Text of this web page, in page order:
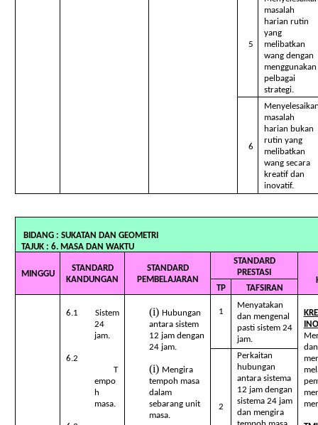
5
masalah
harian rutin
yang
melibatkan
wang dengan
menggunakan
pelbagai
strategi.
6
masalah
harian bukan
rutin yang
melibatkan
wang secara
kreatif dan
inovatif.
BIDANG : SUKATAN DAN
TAJUK : 6. MASA DAN WAKTU
MINGGU
STANDARD
KANDUNGAN
STANDARD
PEMBELAJARAN
STANDARD
PRESTASI
TP
TAFSIRAN
6.1 Sistem
24
jam.
6.2
T
empo
h
masa.
Hubungan
antara sistem
12 jam dengan
24 jam.
Mengira
tempoh masa
dalam
sebarang unit
masa.
1
Menyatakan
dan mengenal
pasti sistem 24
jam.
2
Perkaitan
hubungan
antara sistema
12 jam dengan
sistema 24 jam
dan mengira